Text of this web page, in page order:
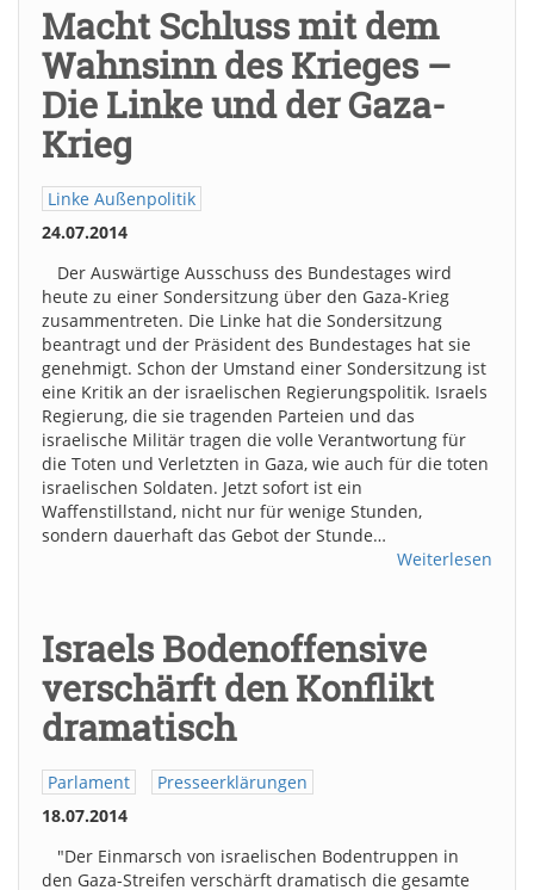
Macht Schluss mit dem
Wahnsinn des Krieges –
Die Linke und der Gaza-
Krieg
Linke Außenpolitik
24.07.2014
Der Auswärtige Ausschuss des Bundestages wird
heute zu einer Sondersitzung über den Gaza-Krieg
zusammentreten. Die Linke hat die Sondersitzung
beantragt und der Präsident des Bundestages hat sie
genehmigt. Schon der Umstand einer Sondersitzung ist
eine Kritik an der israelischen Regierungspolitik. Israels
Regierung, die sie tragenden Parteien und das
israelische Militär tragen die volle Verantwortung für
die Toten und Verletzten in Gaza, wie auch für die toten
israelischen Soldaten. Jetzt sofort ist ein
Waffenstillstand, nicht nur für wenige Stunden,
sondern dauerhaft das Gebot der Stunde…
Weiterlesen
Israels Bodenoffensive
verschärft den Konflikt
dramatisch
Parlament
Presseerklärungen
18.07.2014
"Der Einmarsch von israelischen Bodentruppen in
den Gaza-Streifen verschärft dramatisch die gesamte